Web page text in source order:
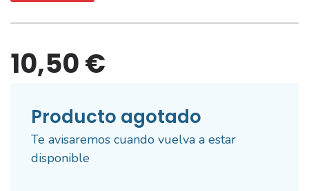
10,50 €
Producto agotado
Te avisaremos cuando vuelva a estar
disponible